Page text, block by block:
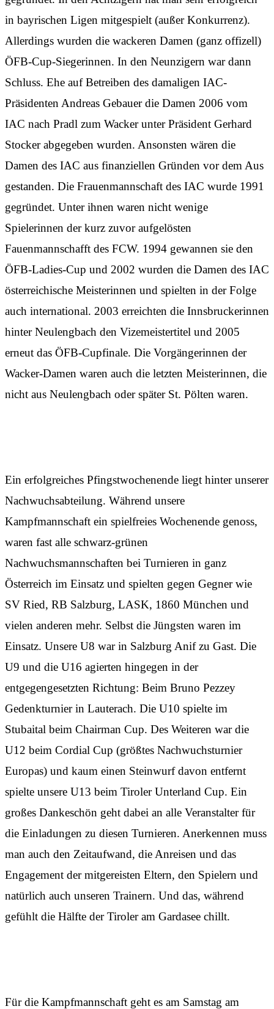
in bayrischen Ligen mitgespielt (außer Konkurrenz).
Allerdings wurden die wackeren Damen (ganz offizell)
ÖFB-Cup-Siegerinnen. In den Neunzigern war dann
Schluss. Ehe auf Betreiben des damaligen IAC-
Präsidenten Andreas Gebauer die Damen 2006 vom
IAC nach Pradl zum Wacker unter Präsident Gerhard
Stocker abgegeben wurden. Ansonsten wären die
Damen des IAC aus finanziellen Gründen vor dem Aus
gestanden. Die Frauenmannschaft des IAC wurde 1991
gegründet. Unter ihnen waren nicht wenige
Spielerinnen der kurz zuvor aufgelösten
Fauenmannschafft des FCW. 1994 gewannen sie den
ÖFB-Ladies-Cup und 2002 wurden die Damen des IAC
österreichische Meisterinnen und spielten in der Folge
auch international. 2003 erreichten die Innsbruckerinnen
hinter Neulengbach den Vizemeistertitel und 2005
erneut das ÖFB-Cupfinale. Die Vorgängerinnen der
Wacker-Damen waren auch die letzten Meisterinnen, die
nicht aus Neulengbach oder später St. Pölten waren.
Ein erfolgreiches Pfingstwochenende liegt hinter unserer
Nachwuchsabteilung. Während unsere
Kampfmannschaft ein spielfreies Wochenende genoss,
waren fast alle schwarz-grünen
Nachwuchsmannschaften bei Turnieren in ganz
Österreich im Einsatz und spielten gegen Gegner wie
SV Ried, RB Salzburg, LASK, 1860 München und
vielen anderen mehr. Selbst die Jüngsten waren im
Einsatz. Unsere U8 war in Salzburg Anif zu Gast. Die
U9 und die U16 agierten hingegen in der
entgegengesetzten Richtung: Beim Bruno Pezzey
Gedenkturnier in Lauterach. Die U10 spielte im
Stubaital beim Chairman Cup. Des Weiteren war die
U12 beim Cordial Cup (größtes Nachwuchsturnier
Europas) und kaum einen Steinwurf davon entfernt
spielte unsere U13 beim Tiroler Unterland Cup. Ein
großes Dankeschön geht dabei an alle Veranstalter für
die Einladungen zu diesen Turnieren. Anerkennen muss
man auch den Zeitaufwand, die Anreisen und das
Engagement der mitgereisten Eltern, den Spielern und
natürlich auch unseren Trainern. Und das, während
gefühlt die Hälfte der Tiroler am Gardasee chillt.
Für die Kampfmannschaft geht es am Samstag am